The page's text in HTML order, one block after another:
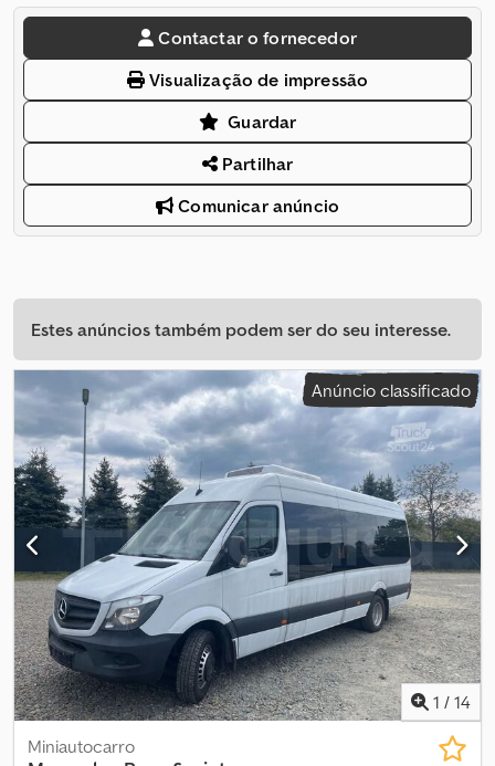
Contactar o fornecedor
Visualização de impressão
Guardar
Partilhar
Comunicar anúncio
Estes anúncios também podem ser do seu interesse.
Anúncio classificado
1 / 14
Miniautocarro